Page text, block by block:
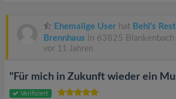
Ehemalige User hat Behl's
Brennhaus in 63825
vor 11 Jahren
"Für mich in Zukunft wieder ein
Verifiziert